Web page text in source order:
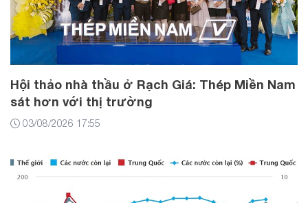
Hội thảo nhà thầu ở Rạch Giá: Thép Miền Nam
sát hơn với thị trường
03/08/2026 17:55